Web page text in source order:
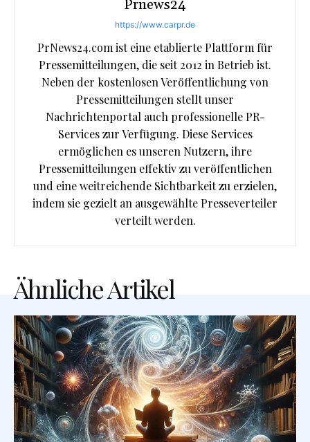
Prnews24
https://www.carpr.de
PrNews24.com ist eine etablierte Plattform für
Pressemitteilungen, die seit 2012 in Betrieb ist.
Neben der kostenlosen Veröffentlichung von
Pressemitteilungen stellt unser
Nachrichtenportal auch professionelle PR-
Services zur Verfügung. Diese Services
ermöglichen es unseren Nutzern, ihre
Pressemitteilungen effektiv zu veröffentlichen
und eine weitreichende Sichtbarkeit zu erzielen,
indem sie gezielt an ausgewählte Presseverteiler
verteilt werden.
Ähnliche Artikel